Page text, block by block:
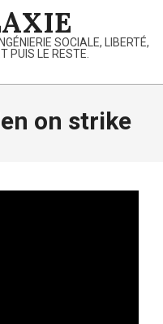
SOCIALE, LIBERTÉ,
PUIS LE RESTE.
on strike